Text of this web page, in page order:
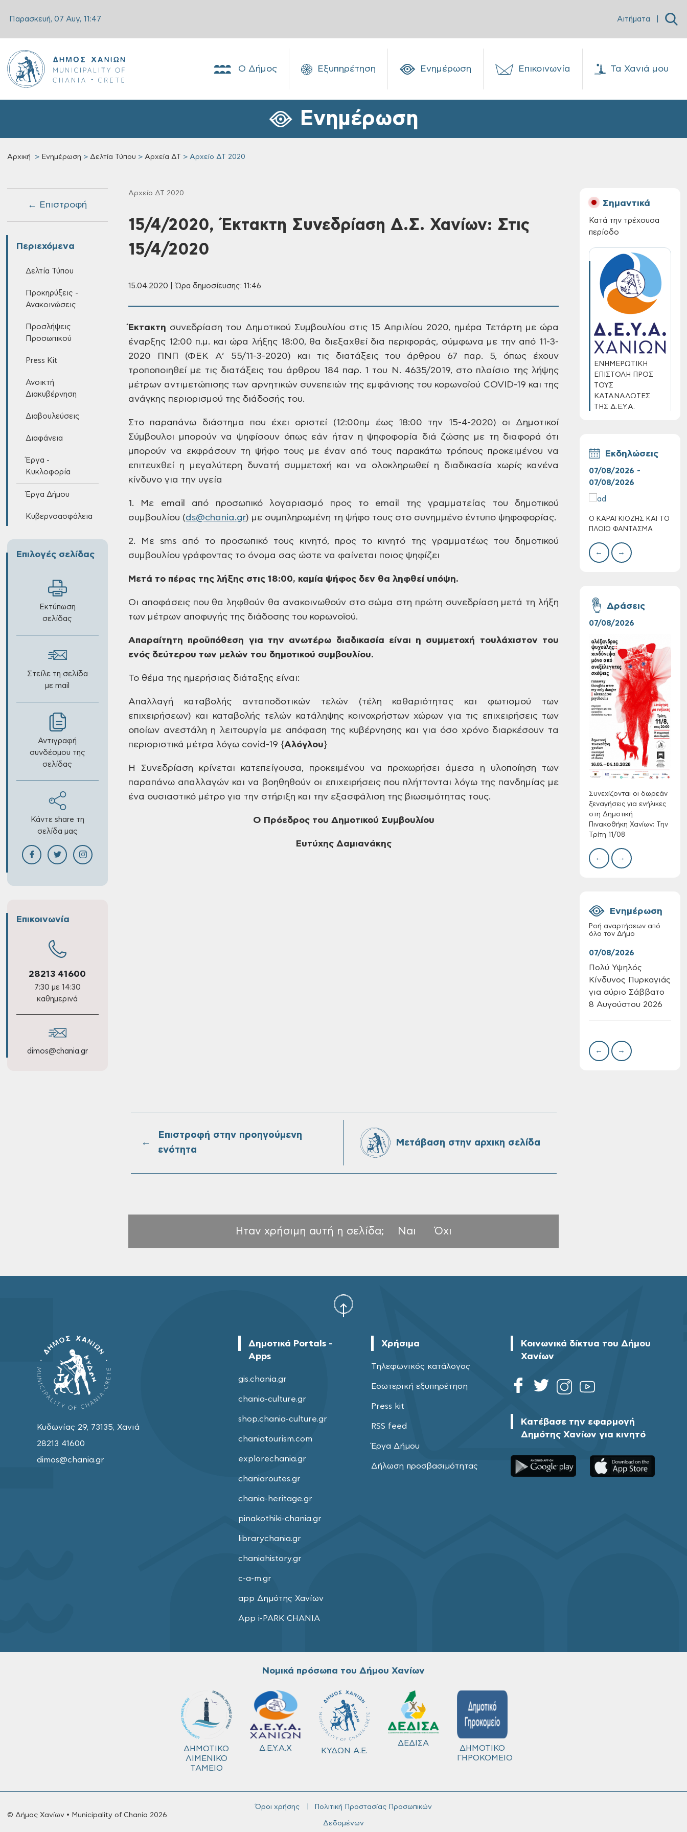
Παρασκευή, 07 Αυγ, 11:47 Αιτήματα
Ο Δήμος Εξυπηρέτηση Ενημέρωση Επικοινωνία Τα Χανιά μου
Ενημέρωση
Αρχική Ενημέρωση Δελτία Τύπου Αρχεία ΔΤ Αρχείο ΔΤ 2020
← Επιστροφή
Περιεχόμενα
Δελτία Τύπου
Προκηρύξεις -
Ανακοινώσεις
Προσλήψεις
Προσωπικού
Press Kit
Ανοικτή
Διακυβέρνηση
Διαβουλεύσεις
Διαφάνεια
Έργα -
Κυκλοφορία
Έργα Δήμου
Κυβερνοασφάλεια
Επιλογές σελίδας
Εκτύπωση
σελίδας
Στείλε τη σελίδα
με mail
Αντιγραφή
συνδέσμου της
σελίδας
Κάντε share τη
σελίδα μας
Επικοινωνία
28213 41600
7:30 με 14:30
καθημερινά
dimos@chania.gr
Αρχείο ΔΤ 2020
15/4/2020, Έκτακτη Συνεδρίαση Δ.Σ. Χανίων: Στις
15/4/2020
15.04.2020 | Ώρα δημοσίευσης: 11:46
Έκτακτη συνεδρίαση του Δημοτικού Συμβουλίου στις 15 Απριλίου 2020, ημέρα Τετάρτη με ώρα
έναρξης 12:00 π.μ. και ώρα λήξης 18:00, θα διεξαχθεί δια περιφοράς, σύμφωνα με την από 11-3-
2020 ΠΝΠ (ΦΕΚ Α’ 55/11-3-2020) και τιςδιατάξεις του άρθρου 67 παρ. 5, όπως έχουν
τροποποιηθεί με τις διατάξεις του άρθρου 184 παρ. 1 του Ν. 4635/2019, στο πλαίσιο τηςλήψης
μέτρων αντιμετώπισης των αρνητικώνσυνεπειών της εμφάνισης του κορωνοϊού COVID-19 και της
ανάγκης περιορισμού της διάδοσής του.
Στο παραπάνω διάστημα που έχει οριστεί (12:00πμ έως 18:00 την 15-4-2020) οι Δημοτικοί
Σύμβουλοι μπορούννα ψηφίσουν όπως εάν ήταν η ψηφοφορία
διά ζώσης με τη διαφορά ότι
μπορούν να
εκφράσουν τη ψήφο τους με έναν από τους παρακάτω τρόπους προκειμένου να
επιτευχθεί η μεγαλύτερη δυνατή συμμετοχή και να ολοκληρωθεί η διαδικασία χωρίςκανένα
κίνδυνο για την υγεία
1. Με email από προσωπικό λογαριασμό προς το email
της γραμματείας του δημοτικού
συμβουλίου (ds@chania.gr) με συμπληρωμένη τη ψήφο τους στο συνημμένο έντυπο ψηφοφορίας.
2. Με sms από το προσωπικό τους κινητό, προς το κινητό της γραμματέως του δημοτικού
συμβουλίου γράφοντας το όνομα σας ώστε να φαίνεται ποιος ψηφίζει
Μετά το πέρας της λήξης στις 18:00, καμία ψήφος δεν θα ληφθείυπόψη.
Οι αποφάσεις που θα ληφθούν θα ανακοινωθούν στο σώμα στη πρώτη συνεδρίαση μετά τη λήξη
των μέτρων αποφυγής της διάδοσης του κορωνοϊού.
Απαραίτητη προϋπόθεση για την ανωτέρω διαδικασία είναι η συμμετοχή τουλάχιστον του
ενός δεύτερου των μελών του δημοτικού συμβουλίου.
Το θέμα της ημερήσιας διάταξης είναι:
Απαλλαγή καταβολήςανταποδοτικών τελών (τέλη καθαριότητας και φωτισμού των
επιχειρήσεων) και καταβολής τελών κατάληψης κοινοχρήστων χώρων για τις επιχειρήσεις των
οποίων ανεστάλη η λειτουργία με απόφαση τηςκυβέρνησης και για όσο χρόνο διαρκέσουν τα
περιοριστικά μέτρα λόγω covid-19 {Αλόγλου}
Η Συνεδρίαση κρίνεται κατεπείγουσα, προκειμένου να προχωρήσει άμεσα η υλοποίηση των
παραπάνω απαλλαγών και να βοηθηθούν οι επιχειρήσεις που πλήττονται λόγω της πανδημίας με
ένα ουσιαστικό μέτρο για την στήριξη και την εξασφάλιση της βιωσιμότητας τους.
Ο Πρόεδρος του Δημοτικού Συμβουλίου
ΕυτύχηςΔαμιανάκης
Σημαντικά
Κατά την τρέχουσα
περίοδο
ΕΝΗΜΕΡΩΤΙΚΗ
ΕΠΙΣΤΟΛΗ ΠΡΟΣ
ΤΟΥΣ
ΚΑΤΑΝΑΛΩΤΕΣ
ΤΗΣ Δ.Ε.Υ.Α.
Πολύ Υψηλός
για αύριο Σάββατο 8
Αυγούστου 2026
Συνεχίζονται οι
δωρεάν ξεναγήσεις
για ενήλικες στη
Δημοτική
Πινακοθήκη Χανίων:
Την Τρίτη 11/08
08-2026
Επαναλειτουργία
του συστήματος
Εκδηλώσεις
07/08/2026 -
07/08/2026
Ο ΚΑΡΑΓΚΙΟΖΗΣ ΚΑΙ ΤΟ
ΠΛΟΙΟ ΦΑΝΤΑΣΜΑ
← →
Δράσεις
07/08/2026
Συνεχίζονται οι δωρεάν
ξεναγήσεις για ενήλικες
στη Δημοτική
Πινακοθήκη Χανίων: Την
Τρίτη 11/08
← →
Ενημέρωση
Ροή αναρτήσεων από
όλο τον Δήμο
07/08/2026
Πολύ Υψηλός
Κίνδυνος Πυρκαγιάς
για αύριο Σάββατο
8 Αυγούστου 2026
← →
←
Επιστροφή στην προηγούμενη
ενότητα
Μετάβαση στην αρχικη σελίδα
Ηταν χρήσιμη αυτή η σελίδα; Ναι Όχι
Κυδωνίας 29, 73135, Χανιά
28213 41600
dimos@chania.gr
Δημοτικά Portals -
Apps
gis.chania.gr
chania-culture.gr
shop.chania-culture.gr
chaniatourism.com
explorechania.gr
chaniaroutes.gr
chania-heritage.gr
pinakothiki-chania.gr
librarychania.gr
chaniahistory.gr
c-a-m.gr
app Δημότης Χανίων
App i-PARK CHANIA
Χρήσιμα
Τηλεφωνικός κατάλογος
Εσωτερική εξυπηρέτηση
Press kit
RSS feed
Έργα Δήμου
Δήλωση προσβασιμότητας
Κοινωνικά δίκτυα του Δήμου
Χανίων
Κατέβασε την εφαρμογή
Δημότης Χανίων για κινητό
Νομικά πρόσωπα του Δήμου Χανίων
ΔΗΜΟΤΙΚΟ
ΛΙΜΕΝΙΚΟ
ΤΑΜΕΙΟ
Δ.Ε.Υ.Α.Χ ΚΥΔΩΝ Α.Ε.
ΔΕΔΙΣΑ
ΔΗΜΟΤΙΚΟ
ΓΗΡΟΚΟΜΕΙΟ
© Δήμος Χανίων • Municipality of Chania 2026
Όροι χρήσης Πολιτική Προστασίας Προσωπικών
Δεδομένων